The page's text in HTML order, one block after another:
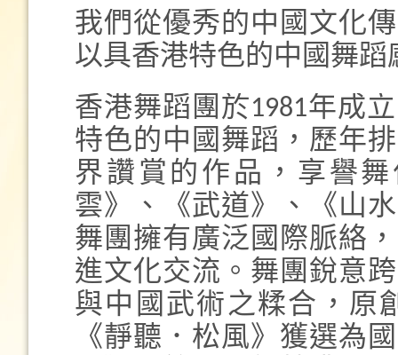
我們從優秀的中國文化
以具香港特色的中國舞蹈
香港舞蹈團於1981年成
特色的中國舞蹈，歷年
界讚賞的作品，享譽
雲》、《武道》、《山
舞團擁有廣泛國際脈絡
進文化交流。舞團銳意
與中國武術之糅合，原
《靜聽．松風》獲選為